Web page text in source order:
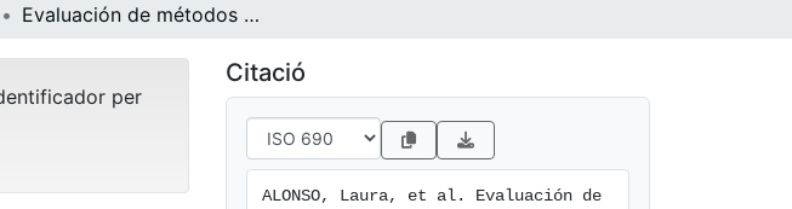
Evaluación de métodos semi-automáticos para la conexión entre FrameNet y Sensem.
per
Citació
ALONSO, Laura, et al. Evaluación de